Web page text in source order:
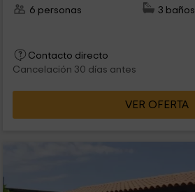
6 personas
3 baños
Contacto directo
Cancelación 30 días antes
VER OFERTA